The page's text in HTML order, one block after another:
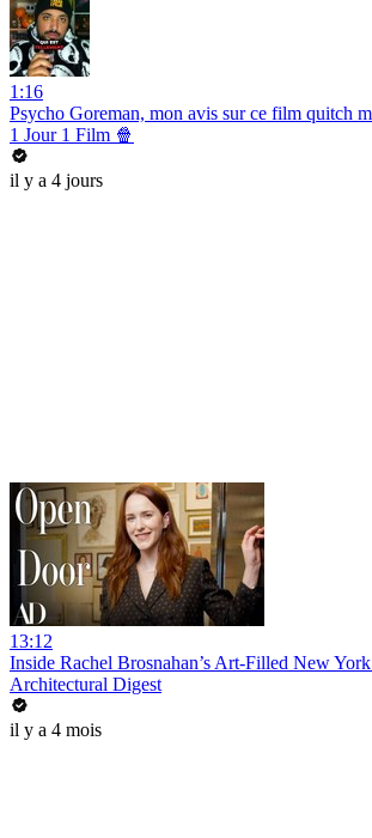
1:16
Psycho Goreman, mon avis sur ce film quitch
1 Jour 1 Film 🍿
il y a 4 jours
13:12
Inside Rachel Brosnahan’s Art-Filled New
Architectural Digest
il y a 4 mois